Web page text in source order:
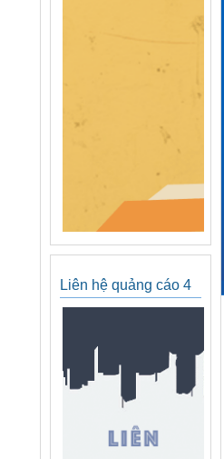
Liên hệ quảng cáo 4